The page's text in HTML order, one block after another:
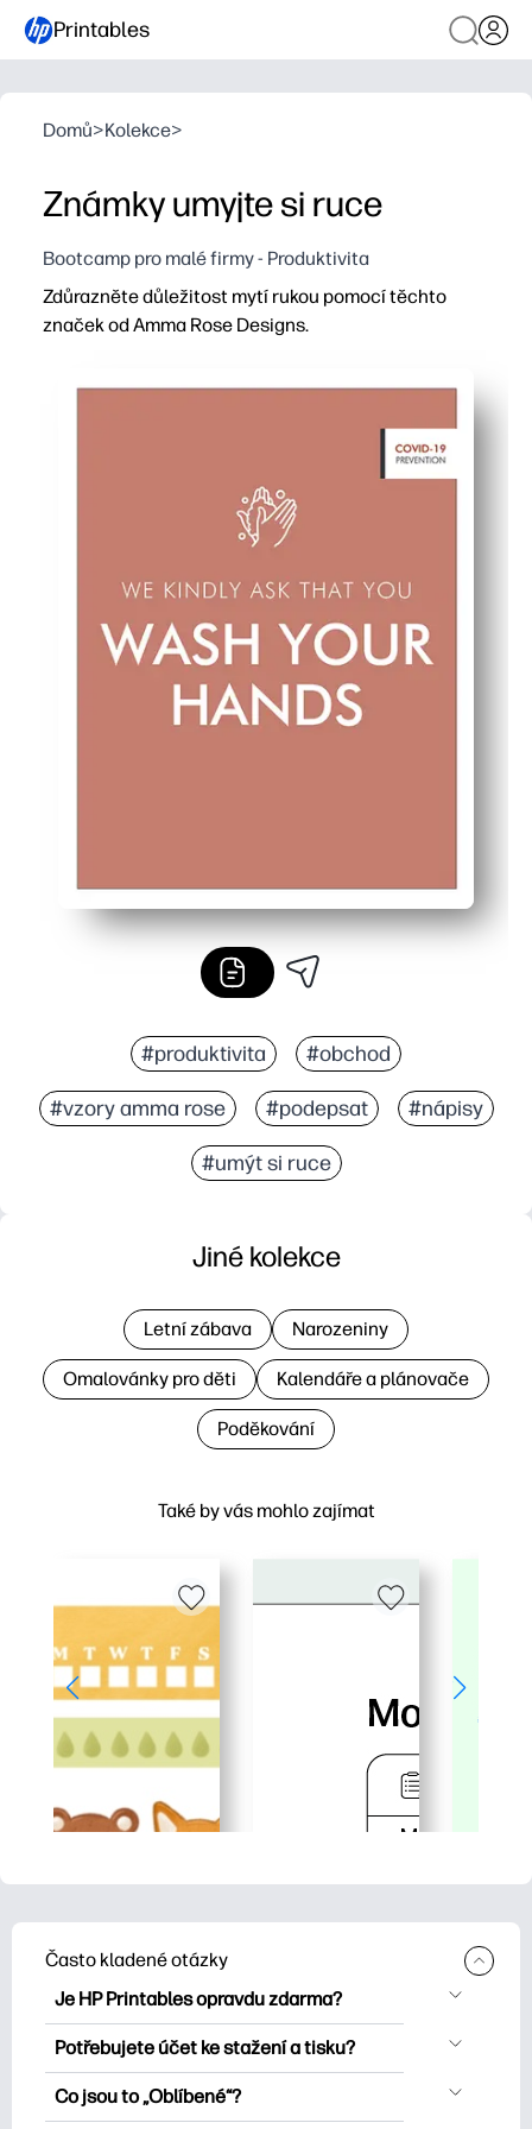
Printables
Domů>Kolekce>
Známky umyjte si ruce
Bootcamp pro malé firmy - Produktivita
Zdůrazněte důležitost mytí rukou pomocí těchto
značek od Amma Rose Designs.
#produktivita #obchod
#vzory amma rose #podepsat #nápisy
#umýt si ruce
Také by vás mohlo zajímat
Jiné kolekce
Letní zábava Narozeniny
Omalovánky pro děti Kalendáře a plánovače
Poděkování
Často kladené otázky
Je HP Printables opravdu zdarma?
HP Printables nabízí více než 2500
bezplatných tisknutelných položek ke
stažení a tisku. Prozkoumejte oblíbené
omalovánky, zábavné učební listy,
Potřebujete účet ke stažení a tisku?
Můžete prozkoumat a tisknout bez
vytvoření účtu. Přihlášení vám však
Co jsou to „Oblíbené“?